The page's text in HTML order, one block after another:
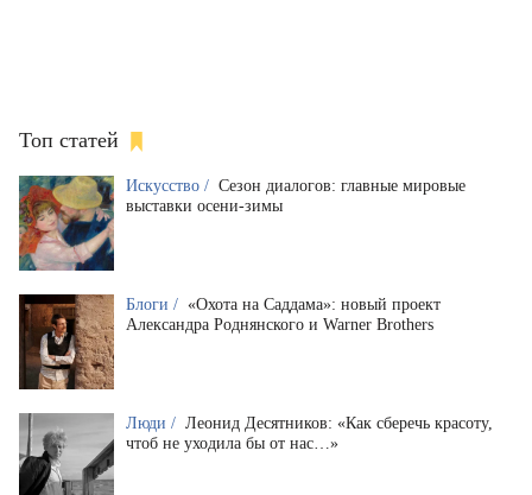
Топ статей
Искусство / Сезон диалогов: главные мировые
выставки осени-зимы
Блоги / «Охота на Саддама»: новый проект
Александра Роднянского и Warner Brothers
Люди / Леонид Десятников: «Как сберечь красоту,
чтоб не уходила бы от нас…»